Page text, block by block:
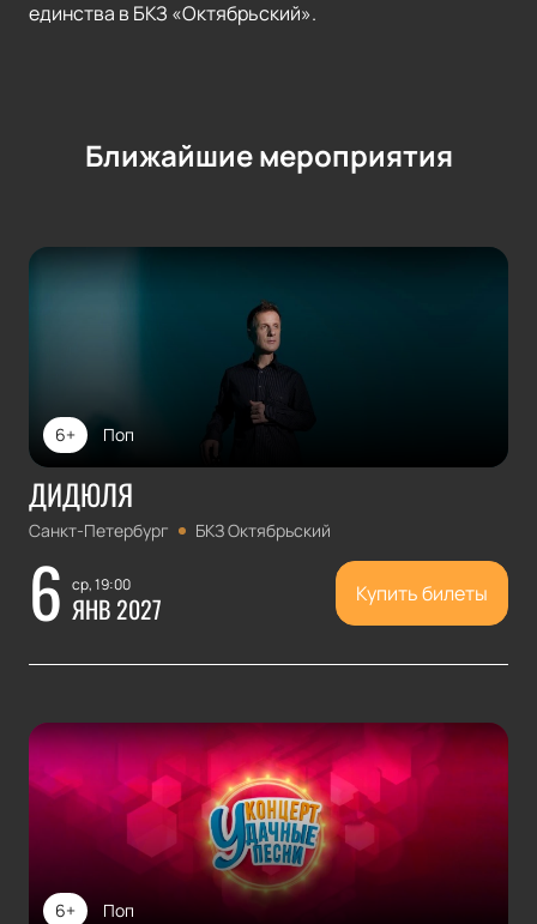
единства в БКЗ «Октябрьский».
Ближайшие мероприятия
Поп
6+
ДИДЮЛЯ
Санкт-Петербург БКЗ Октябрьский
6 ср, 19:00
ЯНВ 2027 Купить билеты
Поп
6+